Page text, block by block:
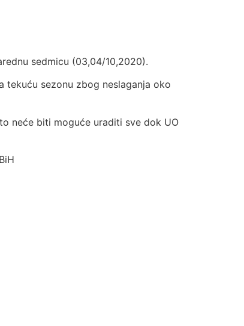
sedmicu (03,04/10,2020).
tekuću sezonu zbog neslaganja oko
neće biti moguće uraditi sve dok UO